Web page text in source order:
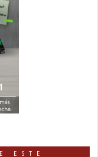
ESTE